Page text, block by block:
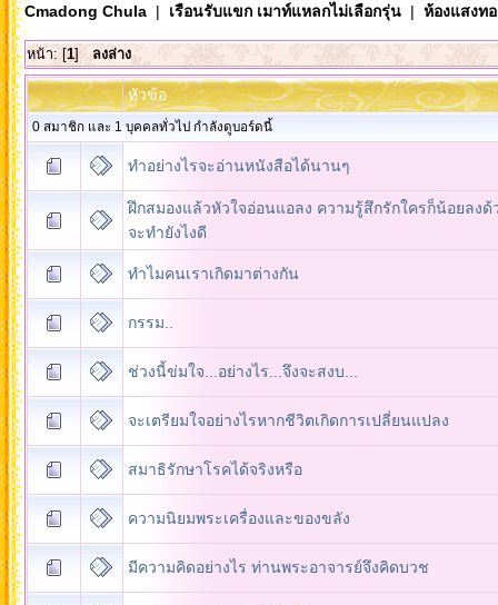
Cmadong Chula| เรือนรับแขก เมาท์แหลกไม่เลือกรุ่น| ห้องแสงท
หน้า: [1]ลงล่าง
หัวข้อ
0 สมาชิก และ 1 บุคคลทั่วไป กำลังดูบอร์ดนี้
ทำอย่างไรจะอ่านหนังสือได้นานๆ
ฝึกสมองแล้วหัวใจอ่อนแอลง ความรู้สึกรักใครก็น้อยลงด้
จะทำยังไงดี
ทำไมคนเราเกิดมาต่างกัน
กรรม..
ช่วงนี้ข่มใจ...อย่างไร...จึงจะสงบ...
จะเตรียมใจอย่างไรหากชีวิตเกิดการเปลี่ยนแปลง
สมาธิรักษาโรคได้จริงหรือ
ความนิยมพระเครื่องและของขลัง
มีความคิดอย่างไร ท่านพระอาจารย์จึงคิดบวช